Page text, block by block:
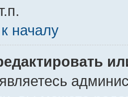
началу